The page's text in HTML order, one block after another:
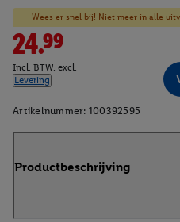
Wees er snel bij! Niet meer in alle
24.99
Incl. BTW. excl.
Levering
Artikelnummer: 100392595
Productbeschrijving